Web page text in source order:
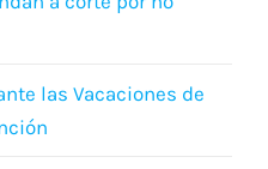
las Vacaciones de